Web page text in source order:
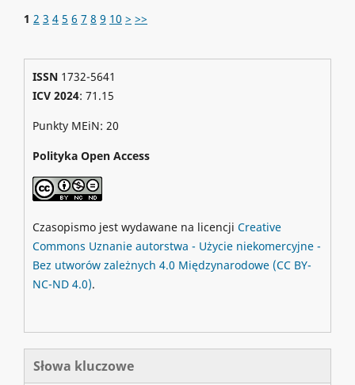
1 2 3 4 5 6 7 8 9 10 > >>
ISSN1732-5641
ICV 2024: 71.15
Punkty MEiN: 20
Polityka Open Access
Czasopismo jest wydawane na licencji Creative
Commons Uznanie autorstwa - Użycie niekomercyjne -
Bez utworów zależnych 4.0 Międzynarodowe (CC BY-
NC-ND 4.0).
Słowa kluczowe